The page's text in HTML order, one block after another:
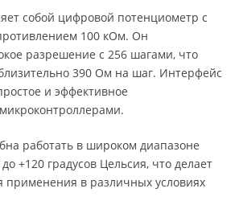
собой цифровой потенциометр с
100 кОм. Он
разрешение с 256 шагами, что
390 Ом на шаг. Интерфейс
и эффективное
работать в широком диапазоне
+120 градусов Цельсия, что делает
применения в различных условиях